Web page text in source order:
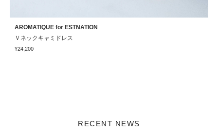
AROMATIQUE for ESTNATION
Ｖネックキャミドレス
¥24,200
RECENT NEWS